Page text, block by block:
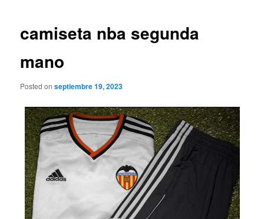
camiseta nba segunda
mano
Posted onseptiembre 19, 2023